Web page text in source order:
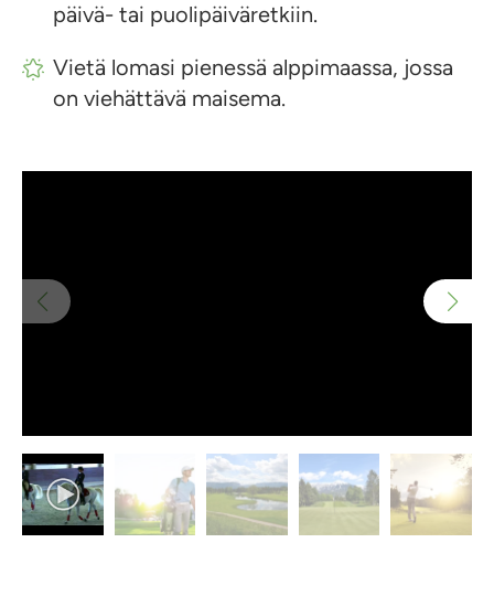
päivä- tai puolipäiväretkiin.
Vietä lomasi pienessä alppimaassa, jossa
on viehättävä maisema.